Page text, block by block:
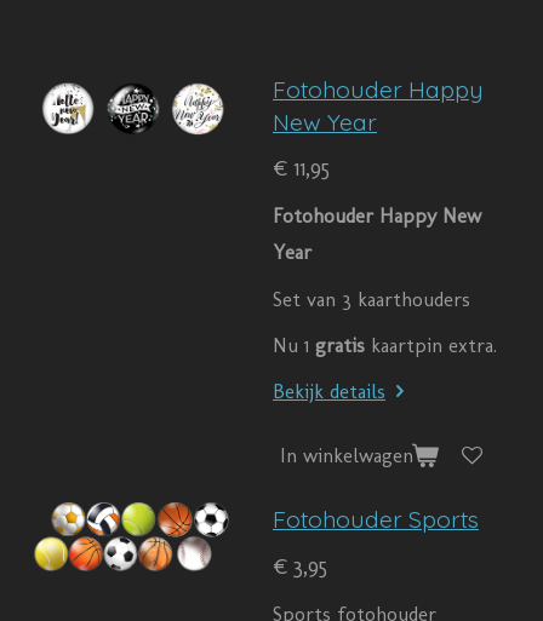
Fotohouder Happy
New Year
€ 11,95
Fotohouder Happy New
Year
Set van 3 kaarthouders
Nu 1 gratis kaartpin extra.
Bekijk details
In winkelwagen
Fotohouder Sports
€ 3,95
Sports fotohouder